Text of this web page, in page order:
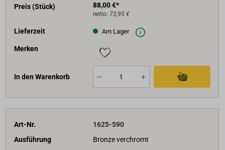
Preis (Stück)
88,00 €*
netto: 73,95 €
Lieferzeit Am Lager
Merken
In den Warenkorb
Art-Nr.
1625-590
Ausführung
Bronze verchromt